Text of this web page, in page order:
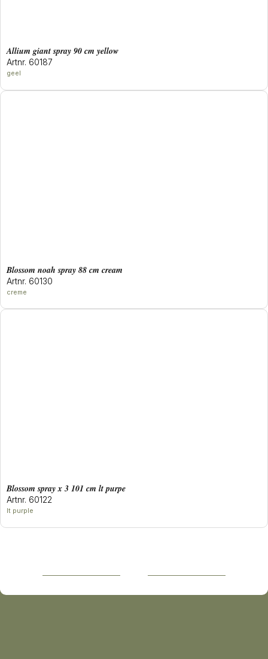
allium giant spray 90 cm yellow
Artnr. 60187
geel
blossom noah spray 88 cm cream
Artnr. 60130
creme
blossom spray x 3 101 cm lt purpe
Artnr. 60122
lt purple